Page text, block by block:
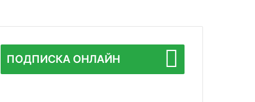
ПОДПИСКА ОНЛАЙН